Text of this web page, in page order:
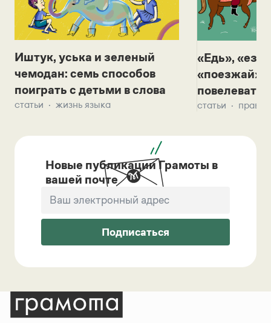
Иштук, уська и зеленый
чемодан: семь способов
поиграть с детьми в слова
статьи жизнь языка
«Едь»,
«поезжай»?
повелевать
статьи
Новые публикации Грамоты в
вашей почте
Подписаться